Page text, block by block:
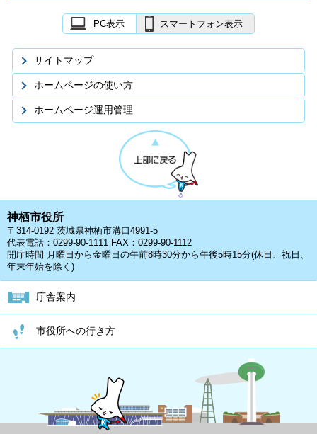
PC表示 スマートフォン表示
サイトマップ
ホームページの使い方
ホームページ運用管理
神栖市役所
〒314-0192 茨城県神栖市溝口4991-5
代表電話：0299-90-1111 FAX：0299-90-1112
開庁時間 月曜日から金曜日の午前8時30分から午後5時15分(休日、祝日、
年末年始を除く)
庁舎案内
市役所への行き方